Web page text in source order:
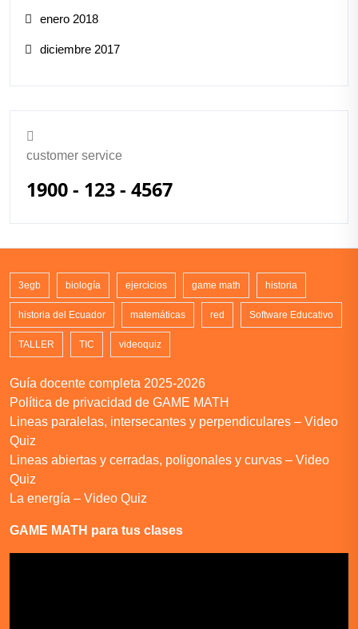
enero 2018
diciembre 2017
customer service
1900 - 123 - 4567
3egb biología ejercicios game math historia
historia del Ecuador matemáticas red Software Educativo
TALLER TIC videoquiz
Guía docente completa 2025-2026
Política de privacidad de GAME MATH
Lineas paralelas, intersecantes y perpendiculares – Video
Quiz
Lineas abiertas y cerradas, poligonales y curvas – Video
Quiz
La energía – Video Quiz
GAME MATH para tus clases